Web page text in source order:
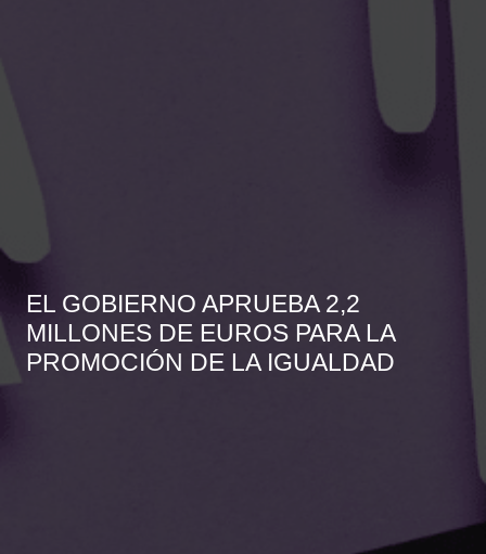
EL GOBIERNO APRUEBA 2,2
MILLONES DE EUROS PARA LA
PROMOCIÓN DE LA IGUALDAD